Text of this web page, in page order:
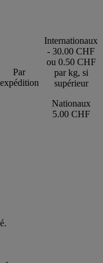
Par
expédition
Internationaux
- 30.00 CHF
ou 0.50 CHF
par kg, si
supérieur
Nationaux
5.00 CHF